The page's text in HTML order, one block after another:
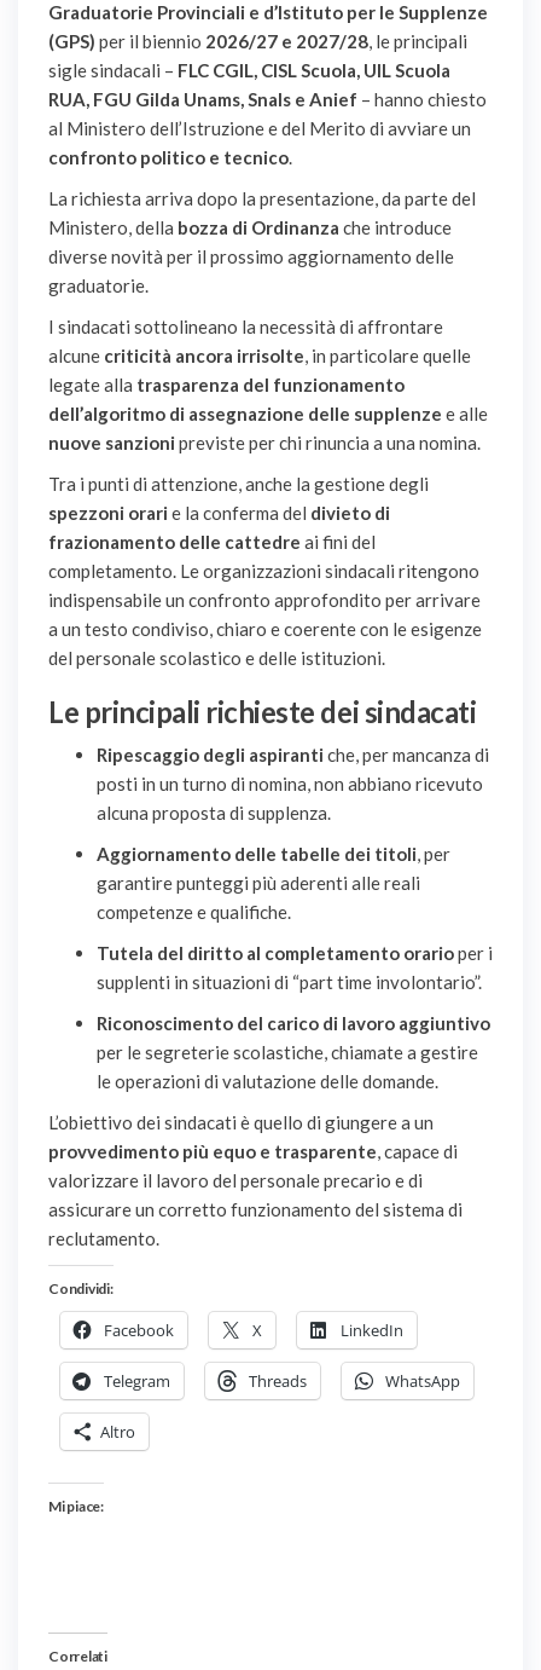
Graduatorie Provinciali e d’Istituto per le Supplenze
(GPS) per il biennio 2026/27 e 2027/28, le principali
sigle sindacali – FLC CGIL, CISL Scuola, UIL Scuola
RUA, FGU Gilda Unams, Snals e Anief – hanno chiesto
al Ministero dell’Istruzione e del Merito di avviare un
confronto politico e tecnico.
La richiesta arriva dopo la presentazione, da parte del
Ministero, della bozza di Ordinanza che introduce
diverse novità per il prossimo aggiornamento delle
graduatorie.
I sindacati sottolineano la necessità di affrontare
alcune criticità ancora irrisolte, in particolare quelle
legate alla trasparenza del funzionamento
dell’algoritmo di assegnazione delle supplenze e alle
nuove sanzioni previste per chi rinuncia a una nomina.
Tra i punti di attenzione, anche la gestione degli
spezzoni orari e la conferma del divieto di
frazionamento delle cattedre ai fini del
completamento. Le organizzazioni sindacali ritengono
indispensabile un confronto approfondito per arrivare
a un testo condiviso, chiaro e coerente con le esigenze
del personale scolastico e delle istituzioni.
Le principali richieste dei sindacati
Ripescaggio degli aspiranti che, per mancanza di
posti in un turno di nomina, non abbiano ricevuto
alcuna proposta di supplenza.
Aggiornamento delle tabelle dei titoli, per
garantire punteggi più aderenti alle reali
competenze e qualifiche.
Tutela del diritto al completamento orarioper i
supplenti in situazioni di “part time involontario”.
Riconoscimento del carico di lavoro aggiuntivo
per le segreterie scolastiche, chiamate a gestire
le operazioni di valutazione delle domande.
L’obiettivo dei sindacati è quello di giungere a un
provvedimento più equo e trasparente, capace di
valorizzare il lavoro del personale precario e di
assicurare un corretto funzionamento del sistema di
reclutamento.
Condividi:
Facebook X LinkedIn
Telegram Threads WhatsApp
Altro
Mi piace:
Correlati